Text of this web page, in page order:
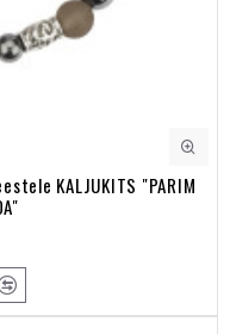
KALJUKITS "PARIM